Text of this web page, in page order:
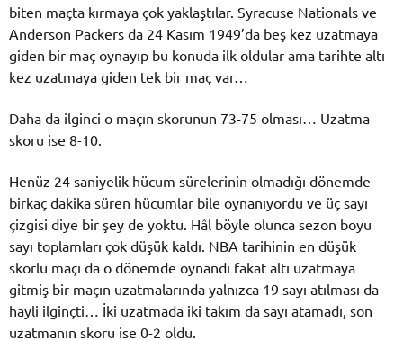
biten maçta kırmaya çok yaklaştılar. Syracuse Nationals ve
Anderson Packers da 24 Kasım 1949’da beş kez uzatmaya
giden bir maç oynayıp bu konuda ilk oldular ama tarihte altı
kez uzatmaya giden tek bir maç var…
Daha da ilginci o maçın skorunun 73-75 olması… Uzatma
skoru ise 8-10.
Henüz 24 saniyelik hücum sürelerinin olmadığı dönemde
birkaç dakika süren hücumlar bile oynanıyordu ve üç sayı
çizgisi diye bir şey de yoktu. Hâl böyle olunca sezon boyu
sayı toplamları çok düşük kaldı. NBA tarihinin en düşük
skorlu maçı da o dönemde oynandı fakat altı uzatmaya
gitmiş bir maçın uzatmalarında yalnızca 19 sayı atılması da
hayli ilginçti… İki uzatmada iki takım da sayı atamadı, son
uzatmanın skoru ise 0-2 oldu.